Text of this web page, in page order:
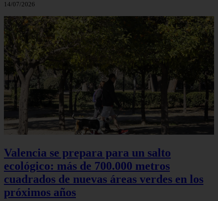
14/07/2026
Valencia se prepara para un salto
ecológico: más de 700.000 metros
cuadrados de nuevas áreas verdes en los
próximos años